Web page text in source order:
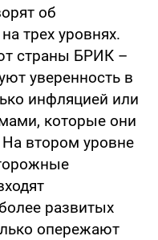
об
трех уровнях.
страны БРИК –
уверенность в
инфляцией или
которые они
На втором уровне
развитых
опережают